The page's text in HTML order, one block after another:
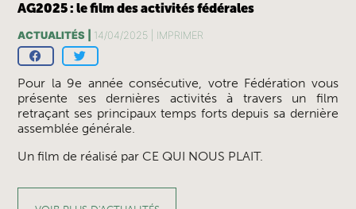
AG2025 : le film des activités fédérales
ACTUALITÉS | 14/04/2025 | IMPRIMER
Pour la 9e année consécutive, votre Fédération vous
présente ses dernières activités à travers un film
retraçant ses principaux temps forts depuis sa dernière
assemblée générale.
Un film de réalisé par CE QUI NOUS PLAIT.